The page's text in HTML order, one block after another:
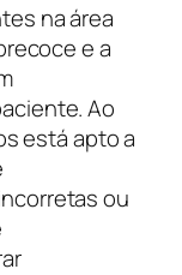
na área
e a
Ao
está apto a
ou